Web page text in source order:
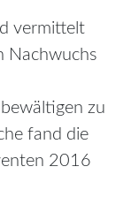
vermittelt
Nachwuchs
zu
fand die
2016